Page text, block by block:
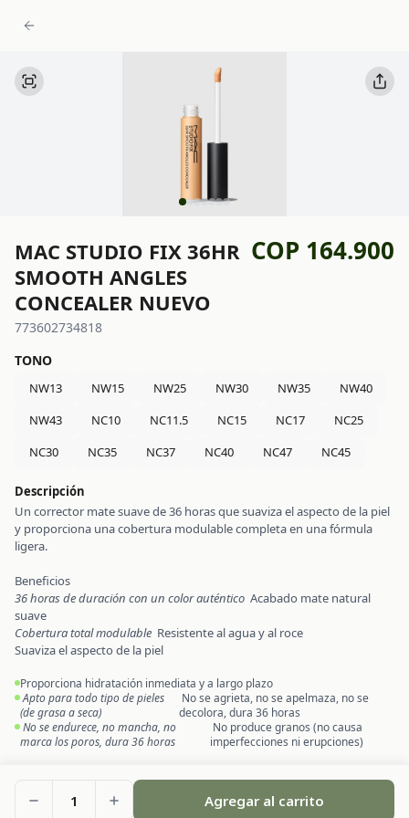
MAC STUDIO FIX 36HR
SMOOTH ANGLES
CONCEALER NUEVO
COP 164.900
773602734818
TONO
NW13 NW15 NW25 NW30 NW35
NW40
NW43
NC10 NC11.5 NC15 NC17
NC25
NC30
NC35 NC37 NC40 NC47 NC45
Descripción
Un corrector mate suave de 36 horas que suaviza el aspecto de la piel
y proporciona una cobertura modulable completa en una fórmula
ligera.
Beneficios
36 horas de duración con un color auténtico Acabado mate natural
suave
Cobertura total modulable Resistente al agua y al roce
Suaviza el aspecto de la piel
Proporciona hidratación inmediata y a largo plazo
Apto para todo tipo de pieles
(de grasa a seca)
No se agrieta, no se apelmaza, no se
decolora, dura 36 horas
No se endurece, no mancha, no
marca los poros, dura 36 horas
No produce granos (no causa
imperfecciones ni erupciones)
1 Agregar al carrito